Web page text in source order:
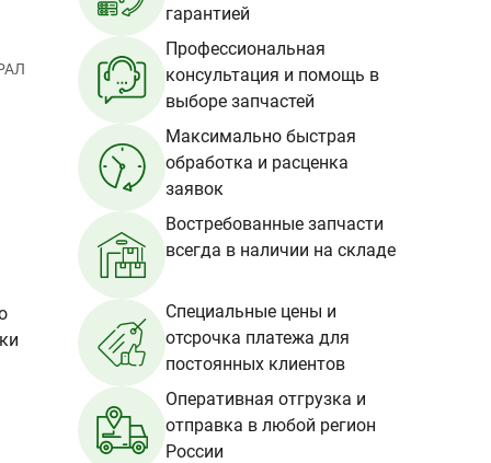
гарантией
Профессиональная
консультация и помощь в
выборе запчастей
Максимально быстрая
обработка и расценка
заявок
Востребованные запчасти
всегда в наличии на складе
Специальные цены и
отсрочка платежа для
постоянных клиентов
Оперативная отгрузка и
отправка в любой регион
России